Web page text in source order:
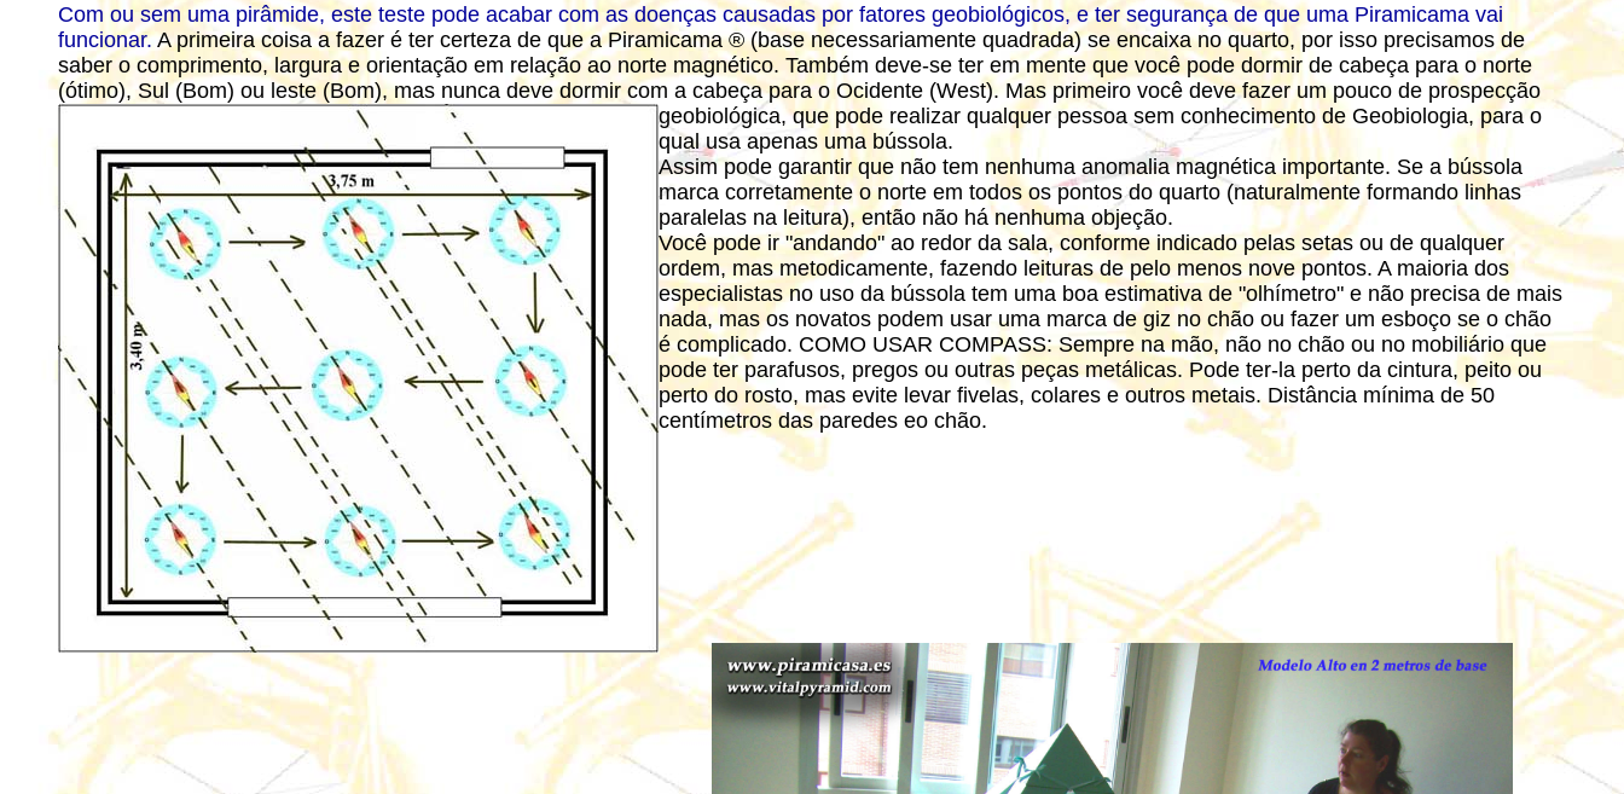
Com ou sem uma pirâmide, este teste pode acabar com as doenças causadas por fatores geobiológicos, e ter segurança de que uma Piramicama vai
funcionar.A primeira coisa a fazer é ter certeza de que a Piramicama ® (base necessariamente quadrada) se encaixa no quarto, por isso precisamos de
saber o comprimento, largura e orientação em relação ao norte magnético. Também deve-se ter em mente que você pode dormir de cabeça para o norte
(ótimo), Sul (Bom) ou leste (Bom), mas nunca deve dormir com a cabeça para o Ocidente (West). Mas primeiro você deve fazer um pouco de prospecção
geobiológica, que pode realizar qualquer pessoa sem conhecimento de Geobiologia, para o
qual usa apenas uma bússola.
Assim pode garantir que não tem nenhuma anomalia magnética importante. Se a bússola
marca corretamente o norte em todos os pontos do quarto (naturalmente formando linhas
paralelas na leitura), então não há nenhuma objeção.
Você pode ir "andando" ao redor da sala, conforme indicado pelas setas ou de qualquer
ordem, mas metodicamente, fazendo leituras de pelo menos nove pontos. A maioria dos
especialistas no uso da bússola tem uma boa estimativa de "olhímetro" e não precisa de mais
nada, mas os novatos podem usar uma marca de giz no chão ou fazer um esboço se o chão
é complicado. COMO USAR COMPASS: Sempre na mão, não no chão ou no mobiliário que
pode ter parafusos, pregos ou outras peças metálicas. Pode ter-la perto da cintura, peito ou
perto do rosto, mas evite levar fivelas, colares e outros metais. Distância mínima de 50
centímetros das paredes eo chão.